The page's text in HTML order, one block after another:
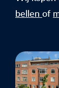
bellen of